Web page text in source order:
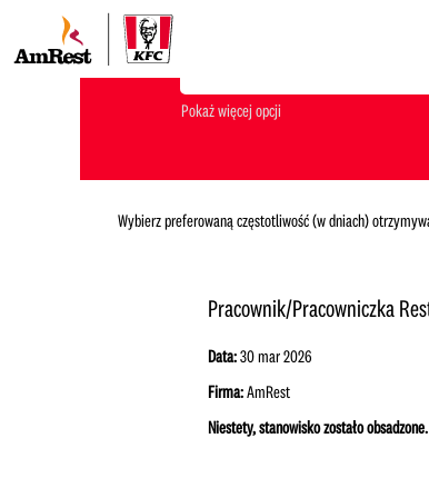
Pokaż więcej opcji
Wybierz preferowaną częstotliwość (w dniach)
Pracownik/Pracowniczka
Data:30 mar 2026
Firma:AmRest
Niestety, stanowisko zostało obsadzone.